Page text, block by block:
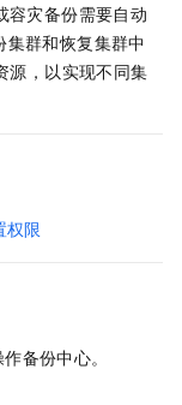
容灾备份需要自动
集群和恢复集群中
源，以实现不同集
权限
备份中心。